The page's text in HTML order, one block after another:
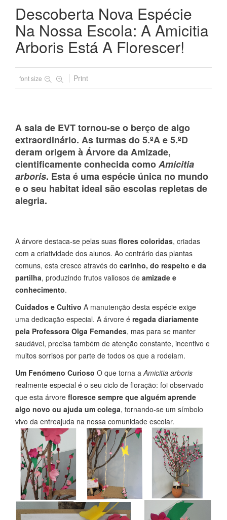
Descoberta Nova Espécie
Na Nossa Escola: A Amicitia
Arboris Está A Florescer!
font size Print
A sala de EVT tornou-se o berço de algo
extraordinário. As turmas do5.ºA e 5.ºD
deram origem àÁrvore da Amizade,
cientificamente conhecida comoAmicitia
arboris. Esta é uma espécie única no mundo
e o seu habitat ideal são escolas repletas de
alegria.
A árvore destaca-se pelas suas flores coloridas, criadas
com a criatividade dos alunos. Ao contrário das plantas
comuns, esta cresce através do carinho, do respeito e da
partilha, produzindo frutos valiosos de amizade e
conhecimento.
Cuidados e Cultivo A manutenção desta espécie exige
uma dedicação especial. A árvore é regada diariamente
pela Professora Olga Fernandes, mas para se manter
saudável, precisa também de atenção constante, incentivo e
muitos sorrisos por parte de todos os que a rodeiam.
Um Fenómeno Curioso O que torna aAmicitia arboris
realmente especial é o seu ciclo de floração: foi observado
que esta árvore floresce sempre que alguém aprende
algo novo ou ajuda um colega, tornando-se um símbolo
vivo da entreajuda na nossa comunidade escolar.